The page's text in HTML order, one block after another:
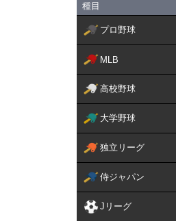
種目
プロ野球
MLB
高校野球
大学野球
独立リーグ
侍ジャパン
Jリーグ